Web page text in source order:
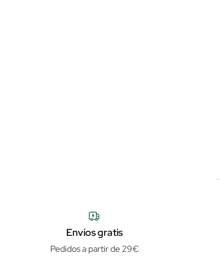
Envíos gratis
Pedidos a partir de 29€